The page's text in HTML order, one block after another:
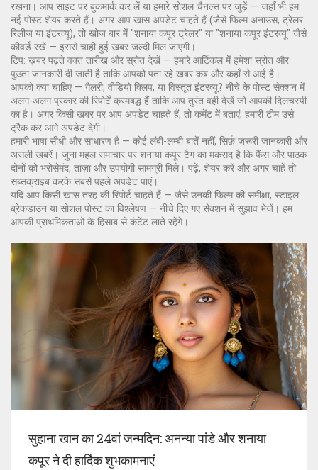
रखना। आप साइट पर बुकमार्क कर लें या हमारे सोशल चैनल्स पर जुड़ें — जहाँ भी हम
नई पोस्ट शेयर करते हैं। अगर आप खास अपडेट चाहते हैं (जैसे फिल्म अनाउंस, ट्रेलर
रिलीज या इंटरव्यू), तो खोज बार में "शनाया कपूर ट्रेलर" या "शनाया कपूर इंटरव्यू" जैसे
कीवर्ड रखें — इससे चाही हुई खबर जल्दी मिल जाएगी।
टिप: ख़बर पढ़ते वक्त तारीख और स्रोत देखें — हमारे आर्टिकल में हमेशा स्रोत और
पुख़्ता जानकारी दी जाती है ताकि आपको पता रहे खबर कब और कहाँ से आई है।
आपको क्या चाहिए — गैलरी, वीडियो क्लिप, या विस्तृत इंटरव्यू? नीचे के पोस्ट सेक्शन में
अलग-अलग प्रकार की रिपोर्टें क्रमबद्ध हैं ताकि आप तुरंत वही देखें जो आपकी दिलचस्पी
का है। अगर किसी खबर पर आप अपडेट चाहते हैं, तो कमेंट में बताएं; हमारी टीम उसे
ट्रैक कर आगे अपडेट देगी।
हमारी भाषा सीधी और साधारण है — कोई लंबी-लम्बी बातें नहीं, सिर्फ़ जरूरी जानकारी और
असली खबरें। जुना महल समाचार पर शनाया कपूर टैग का मकसद है कि फैंस और पाठक
दोनों को भरोसेमंद, ताज़ा और उपयोगी सामग्री मिले। पढ़ें, शेयर करें और अगर चाहें तो
सब्सक्राइब करके सबसे पहले अपडेट पाएं।
यदि आप किसी खास तरह की रिपोर्ट चाहते हैं — जैसे उनकी फिल्म की समीक्षा, स्टाइल
ब्रेकडाउन या सोशल पोस्ट का विश्लेषण — नीचे दिए गए सेक्शन में सुझाव भेजें। हम
आपकी प्राथमिकताओं के हिसाब से कंटेंट लाते रहेंगे।
सुहाना खान का 24वां जन्मदिन: अनन्या पांडे और शनाया
कपूर ने दी हार्दिक शुभकामनाएं